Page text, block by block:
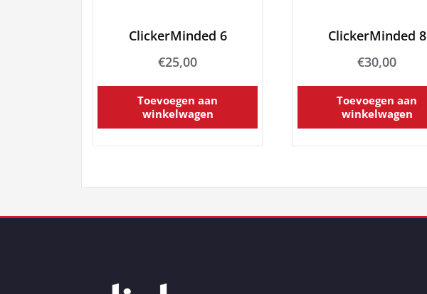
ClickerMinded 6
€25,00
Toevoegen aan
winkelwagen
ClickerMinded 8
€30,00
Toevoegen aan
winkelwagen